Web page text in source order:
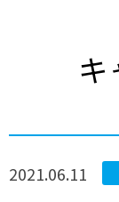
2021.06.11